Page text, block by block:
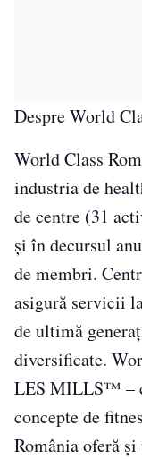
Despre World
World Class
industria de
de centre (31
și în decursul
de membri.
asigură servicii
de ultimă
diversificate.
LES MILLS™ –
concepte de
România oferă